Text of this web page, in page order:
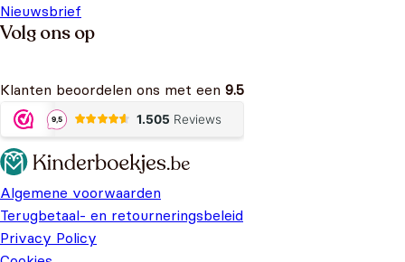
Nieuwsbrief
Volg ons op
Klanten beoordelen ons met een 9.5
Algemene voorwaarden
Terugbetaal- en retourneringsbeleid
Privacy Policy